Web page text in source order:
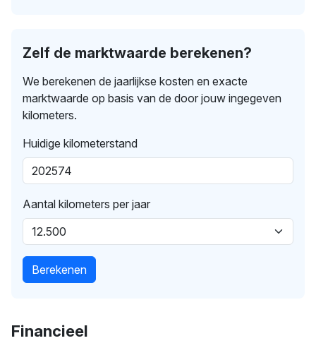
Zelf de marktwaarde berekenen?
We berekenen de jaarlijkse kosten en exacte
marktwaarde op basis van de door jouw ingegeven
kilometers.
Huidige kilometerstand
Aantal kilometers per jaar
Berekenen
Financieel